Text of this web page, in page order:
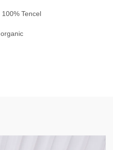
Tencel